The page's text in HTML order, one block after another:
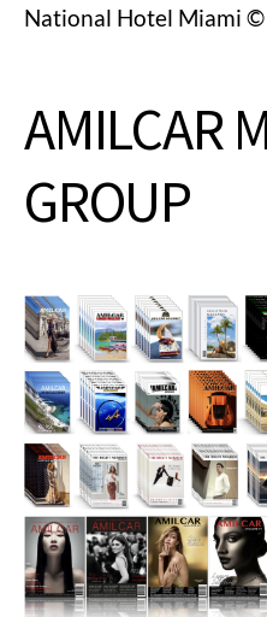
National Hotel Miami
AMILCAR
GROUP